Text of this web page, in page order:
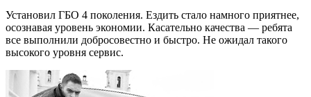
Установил ГБО 4 поколения. Ездить стало намного приятнее,
осознавая уровень экономии. Касательно качества — ребята
все выполнили добросовестно и быстро. Не ожидал такого
высокого уровня сервис.